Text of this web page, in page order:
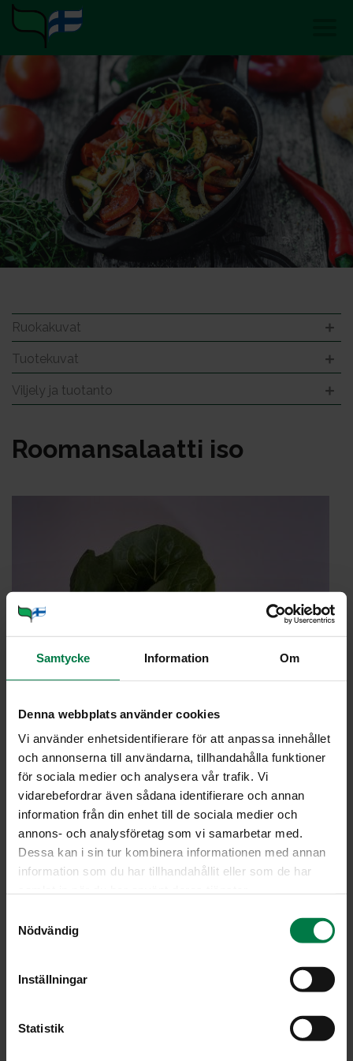
Samtycke Information Om
Denna webbplats använder cookies
Vi använder enhetsidentifierare för att anpassa innehållet
och annonserna till användarna, tillhandahålla funktioner
för sociala medier och analysera vår trafik. Vi
vidarebefordrar även sådana identifierare och annan
information från din enhet till de sociala medier och
annons- och analysföretag som vi samarbetar med.
Dessa kan i sin tur kombinera informationen med annan
information som du har tillhandahållit eller som de har
Nödvändig
Inställningar
Statistik
Ruokakuvat
Tuotekuvat
Viljely ja tuotanto
Roo­man­sa­laat­ti iso